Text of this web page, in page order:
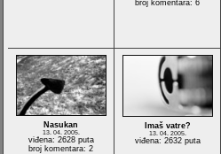
broj komentara: 6
Nasukan
13. 04. 2005.
viđena: 2628 puta
broj komentara: 2
Imaš vatre?
13. 04. 2005.
viđena: 2632 puta